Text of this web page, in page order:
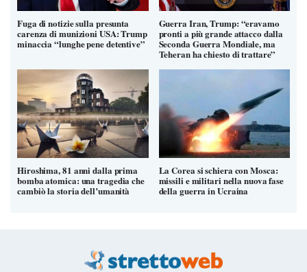
Fuga di notizie sulla presunta
carenza di munizioni USA: Trump
minaccia “lunghe pene detentive”
Guerra Iran, Trump: “eravamo
pronti a più grande attacco dalla
Seconda Guerra Mondiale, ma
Teheran ha chiesto di trattare”
Hiroshima, 81 anni dalla prima
bomba atomica: una tragedia che
cambiò la storia dell’umanità
La Corea si schiera con Mosca:
missili e militari nella nuova fase
della guerra in Ucraina